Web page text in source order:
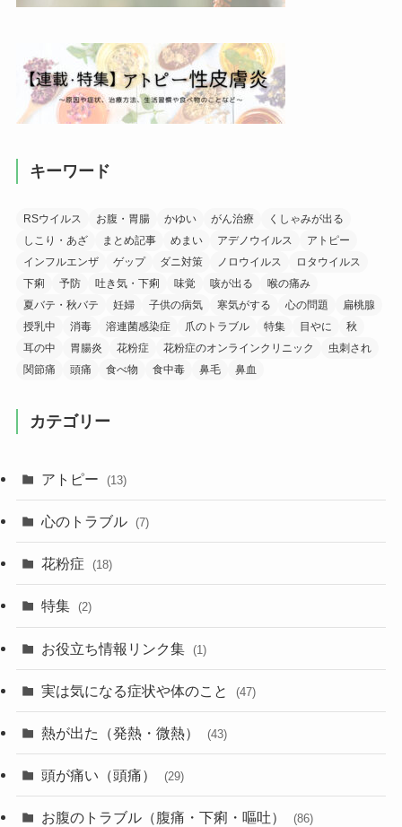
キーワード
RSウイルス お腹・胃腸 かゆい がん治療
くしゃみが出る
しこり・あざ
まとめ記事 めまい アデノウイルス
アトピー
インフルエンザ
ゲップ ダニ対策 ノロウイルス
ロタウイルス
下痢
予防 吐き気・下痢 味覚 咳が出る
喉の痛み
夏バテ・秋バテ
妊婦 子供の病気 寒気がする 心の問題
扁桃腺
授乳中
消毒 溶連菌感染症 爪のトラブル 特集 目やに
秋
耳の中
胃腸炎 花粉症 花粉症のオンラインクリニック
虫刺され
関節痛
頭痛 食べ物 食中毒 鼻毛 鼻血
カテゴリー
アトピー (13)
心のトラブル (7)
花粉症 (18)
特集 (2)
お役立ち情報リンク集 (1)
実は気になる症状や体のこと (47)
熱が出た（発熱・微熱） (43)
頭が痛い（頭痛） (29)
お腹のトラブル（腹痛・下痢・嘔吐） (86)